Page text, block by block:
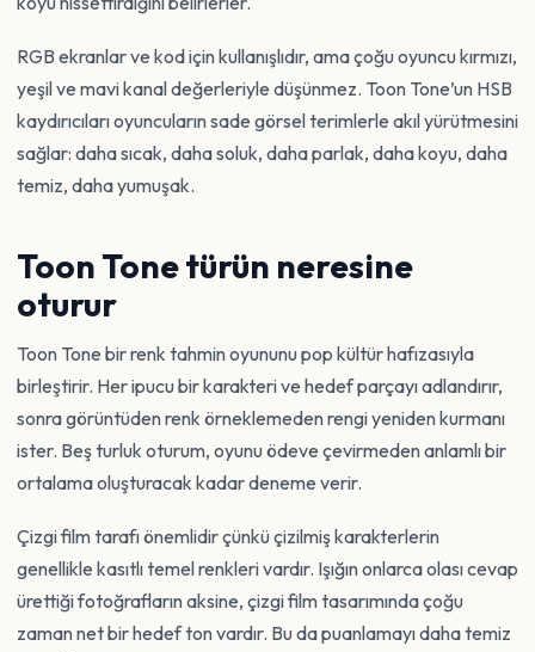
RGB ekranlar ve kod için kullanışlıdır, ama çoğu oyuncu kırmızı,
yeşil ve mavi kanal değerleriyle düşünmez. Toon Tone’un HSB
kaydırıcıları oyuncuların sade görsel terimlerle akıl yürütmesini
sağlar: daha sıcak, daha soluk, daha parlak, daha koyu, daha
temiz, daha yumuşak.
Toon Tone türün neresine
oturur
Toon Tone bir renk tahmin oyununu pop kültür hafızasıyla
birleştirir. Her ipucu bir karakteri ve hedef parçayı adlandırır,
sonra görüntüden renk örneklemeden rengi yeniden kurmanı
ister. Beş turluk oturum, oyunu ödeve çevirmeden anlamlı bir
ortalama oluşturacak kadar deneme verir.
Çizgi film tarafı önemlidir çünkü çizilmiş karakterlerin
genellikle kasıtlı temel renkleri vardır. Işığın onlarca olası cevap
ürettiği fotoğrafların aksine, çizgi film tasarımında çoğu
zaman net bir hedef ton vardır. Bu da puanlamayı daha temiz